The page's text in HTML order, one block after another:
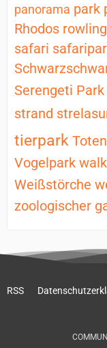
panorama park
Rhodos rowling
safari
Serengeti Park
strand
tierpark
Vogelpark
Weißstörche
zoologischer
RSS